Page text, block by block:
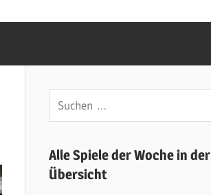
Suchen
nach:
Alle Spiele der Woche in der
Übersicht